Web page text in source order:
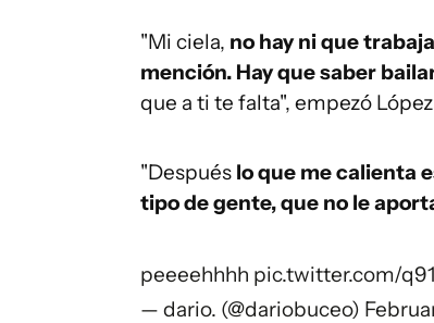
"Mi ciela, no hay ni que
mención. Hay que saber
que a ti te falta", empezó
"Después lo que me calienta
tipo de gente, que no le
peeeehhhh pic.twitter.com/
— dario. (@dariobuceo)